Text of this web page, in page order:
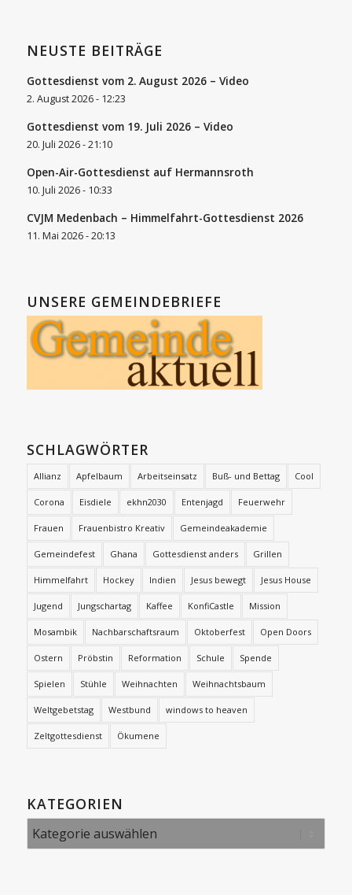
NEUSTE BEITRÄGE
Gottesdienst vom 2. August 2026 – Video
2. August 2026 - 12:23
Gottesdienst vom 19. Juli 2026 – Video
20. Juli 2026 - 21:10
Open-Air-Gottesdienst auf Hermannsroth
10. Juli 2026 - 10:33
CVJM Medenbach – Himmelfahrt-Gottesdienst 2026
11. Mai 2026 - 20:13
UNSERE GEMEINDEBRIEFE
SCHLAGWÖRTER
Allianz Apfelbaum Arbeitseinsatz Buß- und Bettag Cool
Corona Eisdiele ekhn2030 Entenjagd Feuerwehr
Frauen Frauenbistro Kreativ Gemeindeakademie
Gemeindefest Ghana Gottesdienst anders Grillen
Himmelfahrt Hockey Indien Jesus bewegt Jesus House
Jugend Jungschartag Kaffee KonfiCastle Mission
Mosambik Nachbarschaftsraum Oktoberfest Open Doors
Ostern Pröbstin Reformation Schule Spende
Spielen Stühle Weihnachten Weihnachtsbaum
Weltgebetstag Westbund windows to heaven
Zeltgottesdienst Ökumene
KATEGORIEN
Kategorien